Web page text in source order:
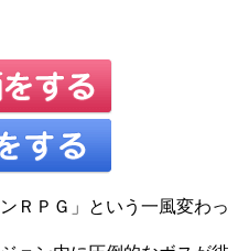
ＲＰＧ」という一風変わっ